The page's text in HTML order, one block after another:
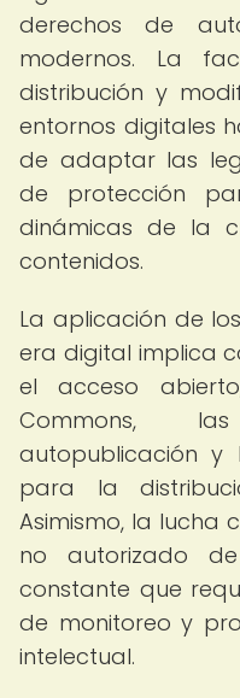
derechos de
modernos. La
distribución y
entornos digitales
de adaptar las
de protección
dinámicas de la
contenidos.
La aplicación de
era digital implica
el acceso
Commons,
autopublicación y
para la
Asimismo, la lucha
no autorizado
constante que
de monitoreo y
intelectual.